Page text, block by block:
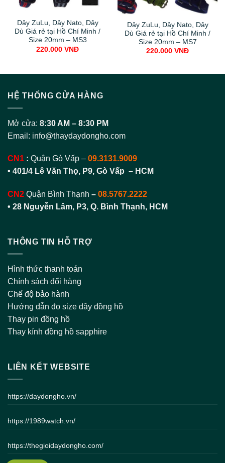
Dây ZuLu, Dây Nato, Dây
Dù Giá rẻ tại Hồ Chí Minh /
Size 20mm – MS3
220.000 VNĐ
Dây ZuLu, Dây Nato, Dây
Dù Giá rẻ tại Hồ Chí Minh /
Size 20mm – MS7
220.000 VNĐ
HỆ THỐNG CỬA HÀNG
Mở cửa: 8:30 AM – 8:30 PM
Email: info@thaydaydongho.com
CN1 : Quận Gò Vấp – 09.3131.9009
• 401/4 Lê Văn Thọ, P9, Gò Vấp – HCM
CN2 Quận Bình Thạnh – 08.5767.2222
• 28 Nguyễn Lâm, P3, Q. Bình Thạnh, HCM
THÔNG TIN HỖ TRỢ
Hình thức thanh toán
Chính sách đổi hàng
Chế độ bảo hành
Hướng dẫn đo size dây đồng hồ
Thay pin đồng hồ
Thay kính đồng hồ sapphire
LIÊN KẾT WEBSITE
https://daydongho.vn/
https://1989watch.vn/
https://thegioidaydongho.com/